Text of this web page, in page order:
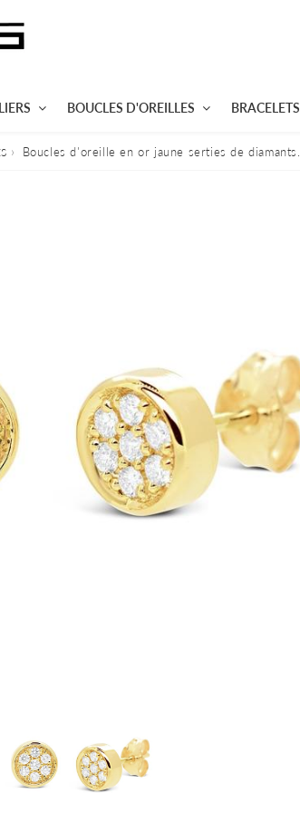
BOUCLES D'OREILLES BRACELETS
› Boucles d'oreille en or jaune serties de diamants.